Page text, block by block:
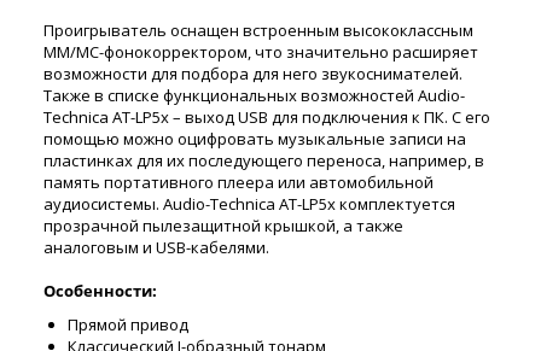
Проигрыватель оснащен встроенным высококлассным
MM/MC-фонокорректором, что значительно расширяет
возможности для подбора для него звукоснимателей.
Также в списке функциональных возможностей Audio-
Technica AT-LP5x – выход USB для подключения к ПК. С его
помощью можно оцифровать музыкальные записи на
пластинках для их последующего переноса, например, в
память портативного плеера или автомобильной
аудиосистемы. Audio-Technica AT-LP5x комплектуется
прозрачной пылезащитной крышкой, а также
аналоговым и USB-кабелями.
Особенности:
Прямой привод
Классический J-образный тонарм